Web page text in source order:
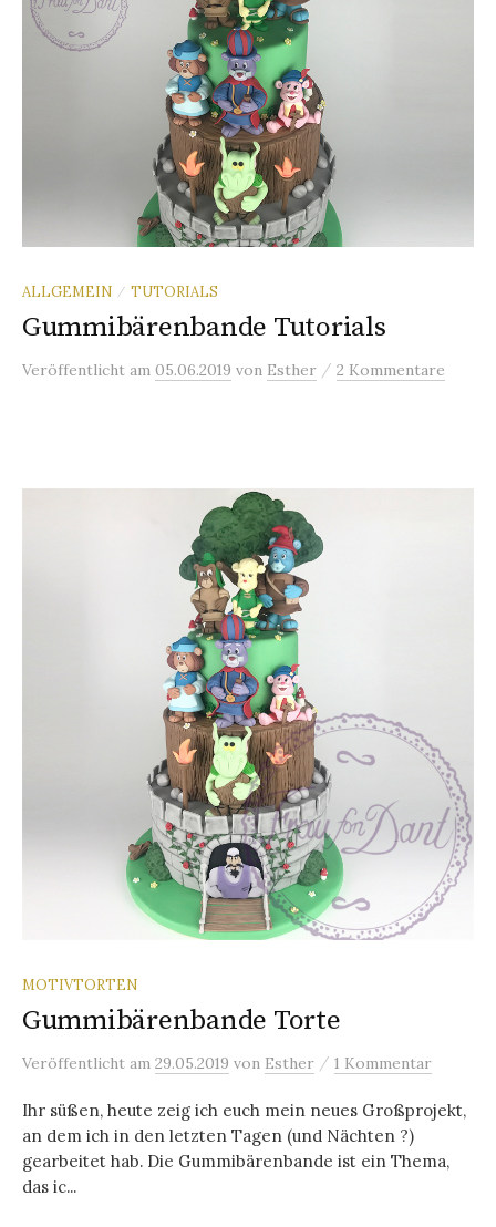
h
ALLGEMEIN / TUTORIALS
Gummibärenbande Tutorials
Veröffentlicht am 05.06.2019 von Esther / 2 Kommentare
MOTIVTORTEN
Gummibärenbande Torte
Veröffentlicht am 29.05.2019 von Esther / 1 Kommentar
Ihr süßen, heute zeig ich euch mein neues Großprojekt,
an dem ich in den letzten Tagen (und Nächten ?)
gearbeitet hab. Die Gummibärenbande ist ein Thema,
das ic...